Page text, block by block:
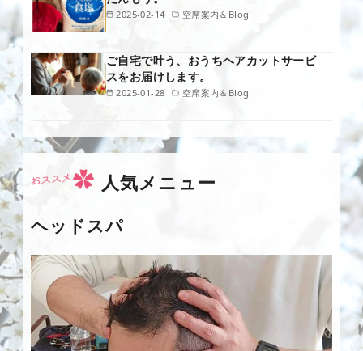
2025-02-14 空席案内＆Blog
2025-01-28 空席案内＆Blog
ご自宅で叶う、おうちヘアカットサービ
スをお届けします。
人気メニュー
ヘッドスパ